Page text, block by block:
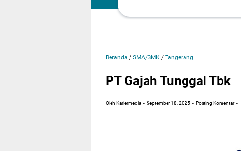
Beranda / SMA/SMK / Tangerang
PT Gajah Tunggal Tbk
Oleh Kariermedia September 18, 2025 Posting Komentar